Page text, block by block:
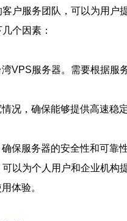
户服务团队，可以为用户
个因素：
VPS服务器。需要根据服
况，确保能够提供高速稳
保服务器的安全性和可靠
以为个人用户和企业机
体验。